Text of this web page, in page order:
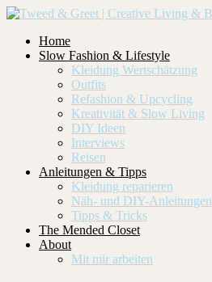
Home
Slow Fashion & Lifestyle
Kleidung Wertschätzung
Outfits
Refashion & Upcycling
Kreativität & Slow Living
DIY Ideen
Interviews
Reisen
Anleitungen & Tipps
Kleidung reparieren
Näh- und DIY-Anleitungen
Tipps & Tricks
The Mended Closet
About
Mit mir arbeiten